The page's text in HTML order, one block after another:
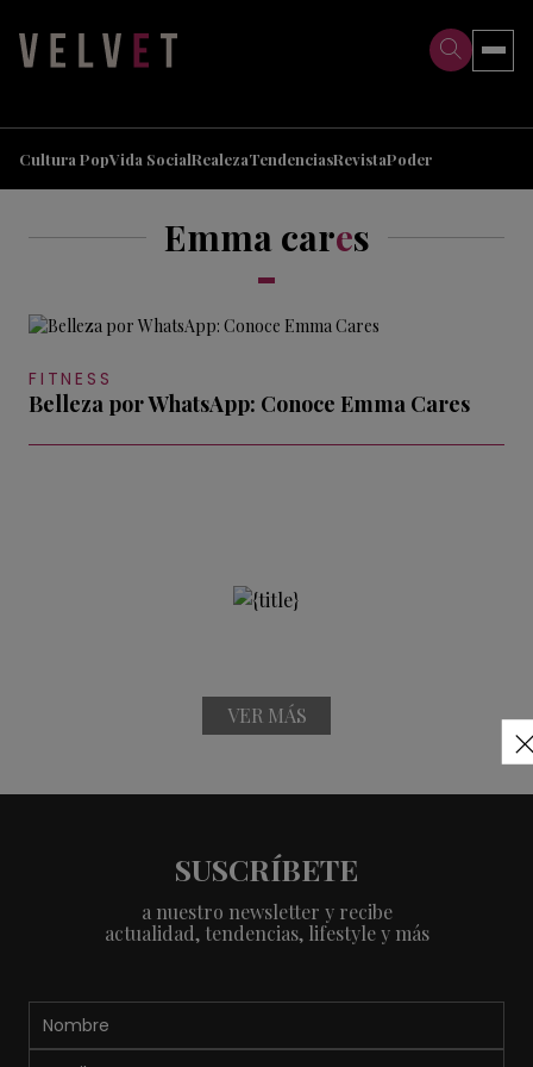
Cultura PopVida SocialRealezaTendenciasRevistaPoder
Emma cares
FITNESS
Belleza por WhatsApp: Conoce Emma Cares
VER MÁS
SUSCRÍBETE
a nuestro newsletter y recibe
actualidad, tendencias, lifestyle y más